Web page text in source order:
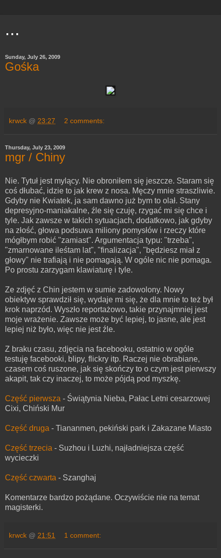
...
Sunday, July 26, 2009
Gośka
krwck @ 23:27 2 comments:
Thursday, July 23, 2009
mgr / Chiny
Nie. Tytuł jest mylący. Nie obroniłem się jeszcze. Staram się
coś dłubać, idzie to jak krew z nosa. Męczy mnie straszliwie.
Gdyby nie Kwiatek, ja sam dawno już bym to olał. Stany
depresyjno-maniakalne, źle się czuję, rzygać mi się chce i
tyle. Jak zawsze w takich sytuacjach, dodatkowo, jak gdyby
na złość, głowa podsuwa miliony pomysłów i rzeczy które
mógłbym robić "zamiast". Argumentacja typu: "trzeba",
"zmarnowane ileśtam lat", "finalizacja", "będziesz miał z
głowy" nie trafiają i nie pomagają. W ogóle nic nie pomaga.
Po prostu zarzygam klawiaturę i tyle.
Ze zdjęć z Chin jestem w sumie zadowolony. Nowy
obiektyw sprawdził się, wydaje mi się, że dla mnie to też był
krok naprzód. Wyszło reportażowo, takie przynajmniej jest
moje wrażenie. Zawsze może być lepiej, to jasne, ale jest
lepiej niż było, więc nie jest źle.
Z braku czasu, zdjęcia na facebooku, ostatnio w ogóle
testuję facebooki, blipy, flickry itp. Raczej nie obrabiane,
czasem coś ruszone, jak się skończy to o czym jest pierwszy
akapit, tak czy inaczej, to może pójdą pod myszkę.
Część pierwsza - Świątynia Nieba, Pałac Letni cesarzowej
Cixi, Chiński Mur
Część druga - Tiananmen, pekiński park i Zakazane Miasto
Część trzecia - Suzhou i Luzhi, najładniejsza część
wycieczki
Część czwarta - Szanghaj
Komentarze bardzo pożądane. Oczywiście nie na temat
magisterki.
krwck @ 21:51 1 comment: